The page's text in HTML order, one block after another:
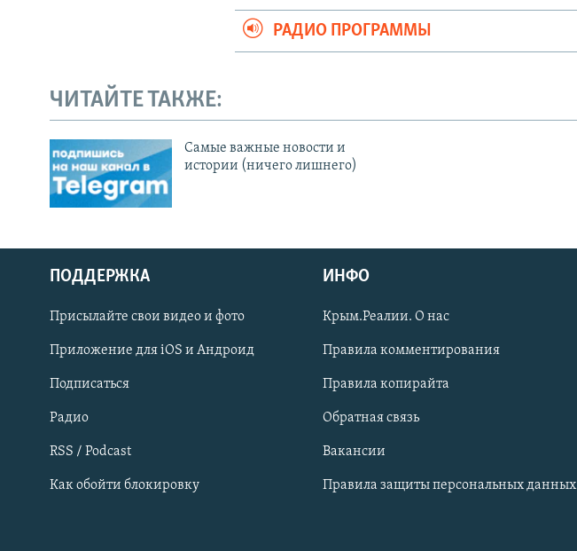
Українською
Qırımtatar
ПРИСОЕДИНЯЙТЕСЬ!
РАДИО ПРОГРАММЫ
ЧИТАЙТЕ ТАКЖЕ:
Cамые важные новости и
истории (ничего лишнего)
ПОДДЕРЖКА
Присылайте свои видео и фото
Приложение для iOS и Андроид
Подписаться
Радио
RSS / Podcast
Как обойти блокировку
ИНФО
Крым.Реалии. О нас
Правила комментирования
Правила копирайта
Обратная связь
Вакансии
Правила защиты персональных данных